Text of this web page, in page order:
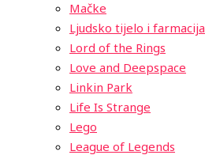
Mačke
Ljudsko tijelo i farmacija
Lord of the Rings
Love and Deepspace
Linkin Park
Life Is Strange
Lego
League of Legends